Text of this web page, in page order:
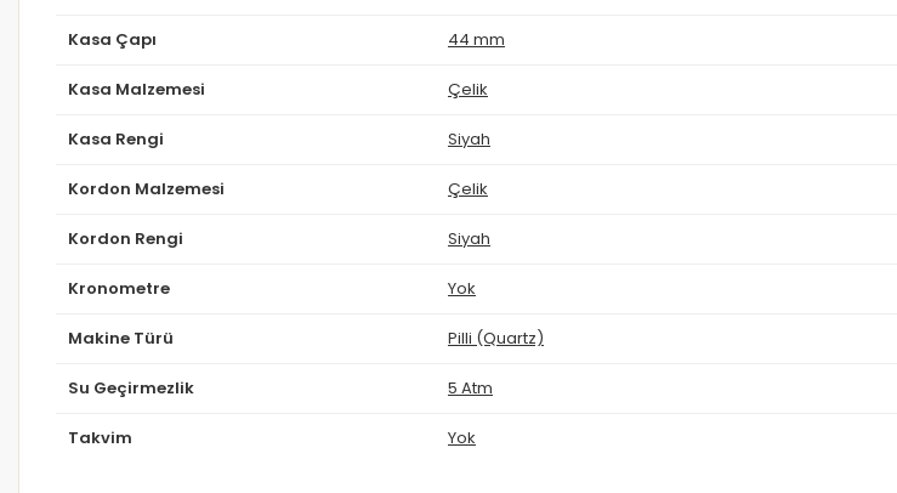
Kasa Çapı 44 mm
Kasa Malzemesi Çelik
Kasa Rengi Siyah
Kordon Malzemesi Çelik
Kordon Rengi Siyah
Kronometre Yok
Makine Türü Pilli (Quartz)
Su Geçirmezlik 5 Atm
Takvim Yok